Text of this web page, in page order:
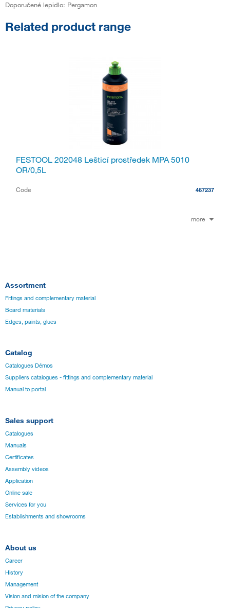
Doporučené lepidlo: Pergamon
Related product range
FESTOOL 202048 Lešticí prostředek MPA 5010
OR/0,5L
Code 467237
more
Assortment
Fittings and complementary material
Board materials
Edges, paints, glues
Catalog
Catalogues Démos
Suppliers catalogues - fittings and complementary material
Manual to portal
Sales support
Catalogues
Manuals
Certificates
Assembly videos
Application
Online sale
Services for you
Establishments and showrooms
About us
Career
History
Management
Vision and mision of the company